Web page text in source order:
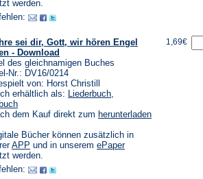
neuen
werden.
sei dir, Gott, wir hören Engel
- Download
des gleichnamigen Buches
Nr.: DV16/0214
von: Horst Christill
erhältlich als: Liederbuch,
dem Kauf direkt zum herunterladen
Bücher können zusätzlich in
APP (Öffnet
in
neuen
und in unserem ePaper(Öffnet
werden.
1,69€